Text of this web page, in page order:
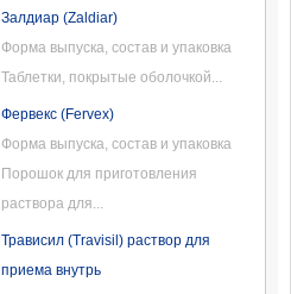
Залдиар (Zaldiar)
Форма выпуска, состав и упаковка
Таблетки, покрытые оболочкой...
Фервекс (Fervex)
Форма выпуска, состав и упаковка
Порошок для приготовления
раствора для...
Трависил (Travisil) раствор для
приема внутрь